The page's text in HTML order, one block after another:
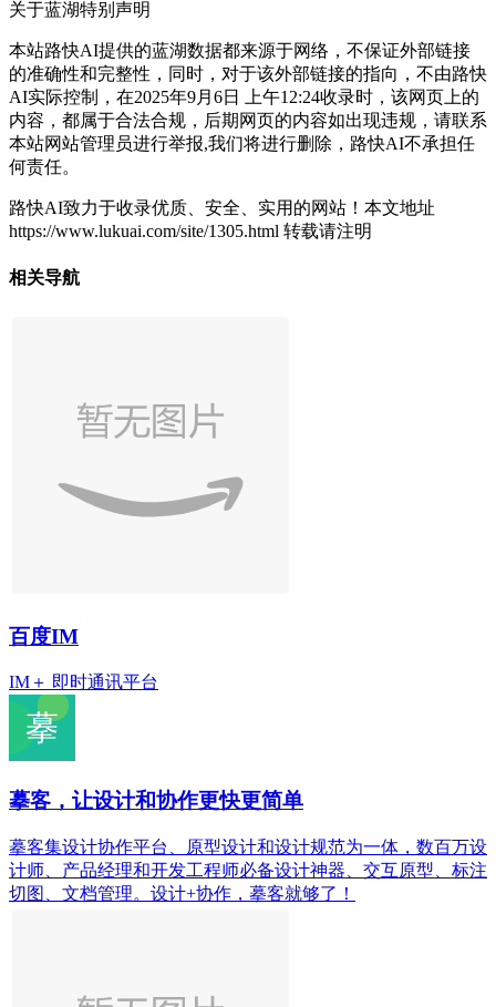
关于蓝湖特别声明
本站路快AI提供的蓝湖数据都来源于网络，不保证外部链接
的准确性和完整性，同时，对于该外部链接的指向，不由路快
AI实际控制，在2025年9月6日 上午12:24收录时，该网页上的
内容，都属于合法合规，后期网页的内容如出现违规，请联系
本站网站管理员进行举报,我们将进行删除，路快AI不承担任
何责任。
路快AI致力于收录优质、安全、实用的网站！ 本文地址
https://www.lukuai.com/site/1305.html 转载请注明
相关导航
百度IM
IM＋ 即时通讯平台
摹客，让设计和协作更快更简单
摹客集设计协作平台、原型设计和设计规范为一体，数百万设
计师、产品经理和开发工程师必备设计神器、交互原型、标注
切图、文档管理。设计+协作，摹客就够了！